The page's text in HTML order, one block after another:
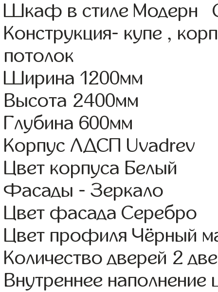
Шкаф в стиле Модерн
Конструкция- купе ,
потолок
Ширина 1200мм
Высота 2400мм
Глубина 600мм
Корпус ЛДСП Uvadrev
Цвет корпуса Белый
Фасады - Зеркало
Цвет фасада Серебро
Цвет профиля Чёрный
Количество дверей 2
Внутреннее